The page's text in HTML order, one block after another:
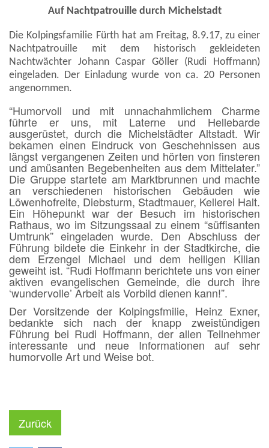
Auf Nachtpatrouille durch Michelstadt
Die Kolpingsfamilie Fürth hat am Freitag, 8.9.17, zu einer
Nachtpatrouille mit dem historisch gekleideten
Nachtwächter Johann Caspar Göller (Rudi Hoffmann)
eingeladen. Der Einladung wurde von ca. 20 Personen
angenommen.
“Humorvoll und mit unnachahmlichem Charme
führte er uns, mit Laterne und Hellebarde
ausgerüstet, durch die Michelstädter Altstadt. Wir
bekamen einen Eindruck von Geschehnissen aus
längst vergangenen Zeiten und hörten von finsteren
und amüsanten Begebenheiten aus dem Mittelater.”
Die Gruppe startete am Marktbrunnen und machte
an verschiedenen historischen Gebäuden wie
Löwenhofreite, Diebsturm, Stadtmauer, Kellerei Halt.
Ein Höhepunkt war der Besuch im historischen
Rathaus, wo im Sitzungssaal zu einem “süffisanten
Umtrunk” eingeladen wurde. Den Abschluss der
Führung bildete die Einkehr in der Stadtkirche, die
dem Erzengel Michael und dem heiligen Kilian
geweiht ist. “Rudi Hoffmann berichtete uns von einer
aktiven evangelischen Gemeinde, die durch ihre
‘wundervolle’ Arbeit als Vorbild dienen kann!”.
Der Vorsitzende der Kolpingsfmilie, Heinz Exner,
bedankte sich nach der knapp zweistündigen
Führung bei Rudi Hoffmann, der allen Teilnehmer
interessante und neue Informationen auf sehr
humorvolle Art und Weise bot.
Zurück